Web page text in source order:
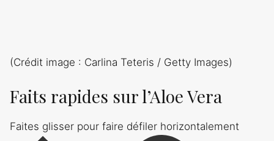
(Crédit image : Carlina Teteris / Getty Images)
Faits rapides sur l’Aloe Vera
Faites glisser pour faire défiler horizontalement